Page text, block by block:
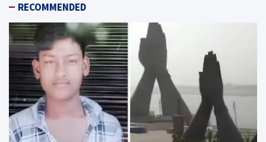
RECOMMENDED